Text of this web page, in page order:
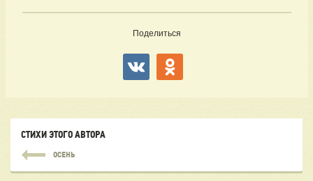
Поделиться
СТИХИ ЭТОГО АВТОРА
ОСЕНЬ